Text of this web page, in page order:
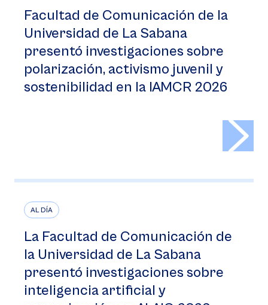
Facultad de Comunicación de la
Universidad de La Sabana
presentó investigaciones sobre
polarización, activismo juvenil y
sostenibilidad en la IAMCR 2026
AL DÍA
La Facultad de Comunicación de
la Universidad de La Sabana
presentó investigaciones sobre
inteligencia artificial y